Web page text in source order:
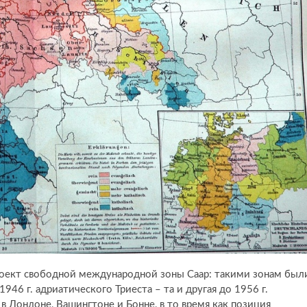
свободной международной зоны Саар: такими зонам
г. адриатического Триеста – та и другая до 1956 г.
Вашингтоне и Бонне, в то время как позиция